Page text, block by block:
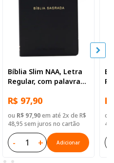
Bíblia Slim NAA, Letra
Regular, com palavras
Capa Couro Sintético
Preta
R$ 97,90
ou R$ 97,90em até 2x de R$
48,95 sem juros no cartão
- + Adicionar
ou